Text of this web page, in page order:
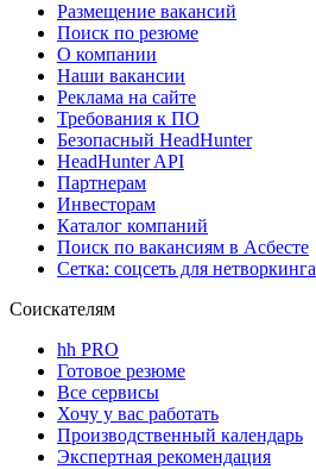
Размещение вакансий
Поиск по резюме
О компании
Наши вакансии
Реклама на сайте
Требования к ПО
Безопасный HeadHunter
HeadHunter API
Партнерам
Инвесторам
Каталог компаний
Поиск по вакансиям в Асбесте
Сетка: соцсеть для нетворкинга
Соискателям
hh PRO
Готовое резюме
Все сервисы
Хочу у вас работать
Производственный календарь
Экспертная рекомендация